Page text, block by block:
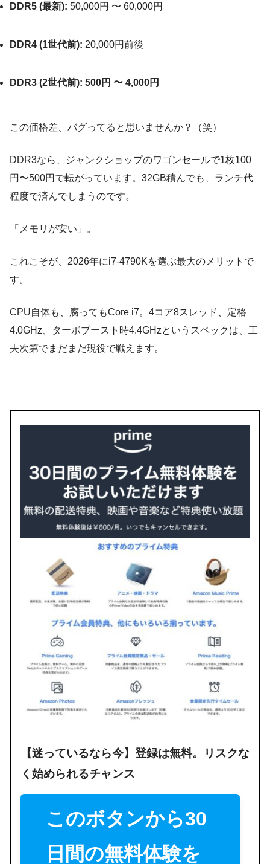
DDR5 (最新): 50,000円 〜 60,000円
DDR4 (1世代前): 20,000円前後
DDR3 (2世代前): 500円 〜 4,000円
この価格差、バグってると思いませんか？（笑）
DDR3なら、ジャンクショップのワゴンセールで1枚100
円〜500円で転がっています。32GB積んでも、ランチ代
程度で済んでしまうのです。
「メモリが安い」。
これこそが、2026年にi7-4790Kを選ぶ最大のメリットで
す。
CPU自体も、腐ってもCore i7。4コア8スレッド、定格
4.0GHz、ターボブースト時4.4GHzというスペックは、工
夫次第でまだまだ現役で戦えます。
【迷っているなら今】登録は無料。リスクな
く始められるチャンス
このボタンから30
日間の無料体験を